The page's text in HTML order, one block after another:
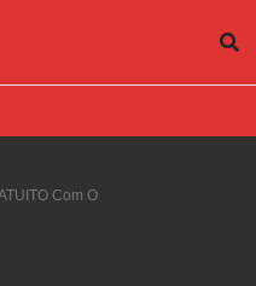
Com O